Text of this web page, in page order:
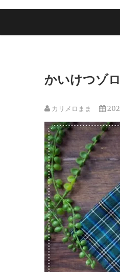
かいけつゾ
カリメロまま